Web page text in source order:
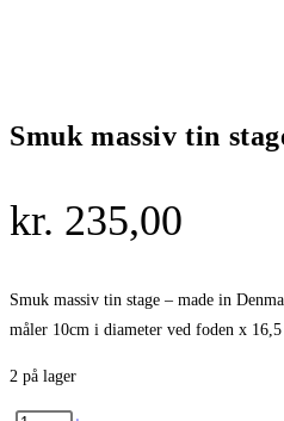
Smuk massiv tin
kr. 235,00
Smuk massiv tin stage – made in
måler 10cm i diameter ved foden x 16,5
2 på lager